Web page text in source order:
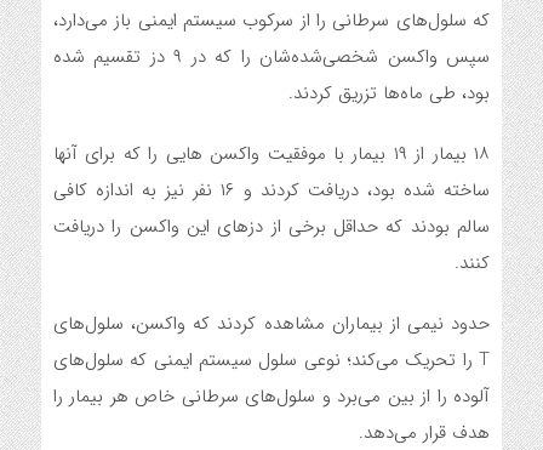
که سلول‌های سرطانی را از سرکوب سیستم ایمنی باز می‌دارد،
سپس واکسن شخصی‌شده‌شان را که در ۹ دز تقسیم شده
بود، طی ماه‌ها تزریق کردند.
۱۸ بیمار از ۱۹ بیمار با موفقیت واکسن هایی را که برای آنها
ساخته شده بود، دریافت کردند و ۱۶ نفر نیز به اندازه کافی
سالم بودند که حداقل برخی از دزهای این واکسن را دریافت
کنند.
حدود نیمی از بیماران مشاهده کردند که واکسن، سلول‌های
T را تحریک می‌کند؛ نوعی سلول سیستم ایمنی که سلول‌های
آلوده را از بین می‌برد و سلول‌های سرطانی خاص هر بیمار را
هدف قرار می‌دهد.